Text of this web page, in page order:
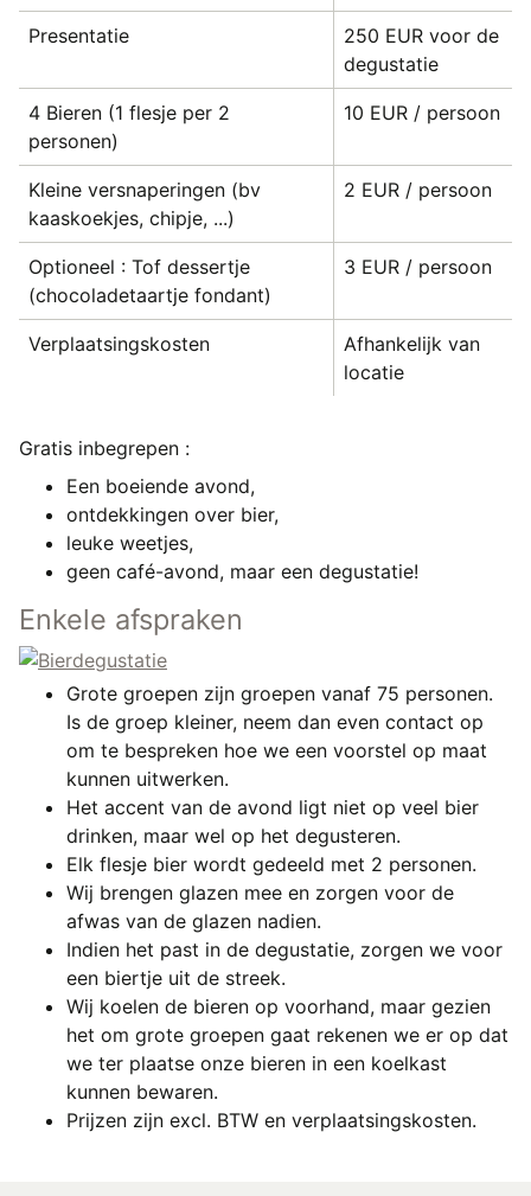
Presentatie
250 EUR voor de
degustatie
4 Bieren (1 flesje per 2
personen)
10 EUR / persoon
Kleine versnaperingen (bv
kaaskoekjes, chipje, ...)
2 EUR / persoon
Optioneel : Tof dessertje
(chocoladetaartje fondant)
3 EUR / persoon
Verplaatsingskosten
Afhankelijk van
locatie
Gratis inbegrepen :
Een boeiende avond,
ontdekkingen over bier,
leuke weetjes,
geen café-avond, maar een degustatie!
Enkele afspraken
Grote groepen zijn groepen vanaf 75 personen.
Is de groep kleiner, neem dan even contact op
om te bespreken hoe we een voorstel op maat
kunnen uitwerken.
Het accent van de avond ligt niet op veel bier
drinken, maar wel op het degusteren.
Elk flesje bier wordt gedeeld met 2 personen.
Wij brengen glazen mee en zorgen voor de
afwas van de glazen nadien.
Indien het past in de degustatie, zorgen we voor
een biertje uit de streek.
Wij koelen de bieren op voorhand, maar gezien
het om grote groepen gaat rekenen we er op dat
we ter plaatse onze bieren in een koelkast
kunnen bewaren.
Prijzen zijn excl. BTW en verplaatsingskosten.